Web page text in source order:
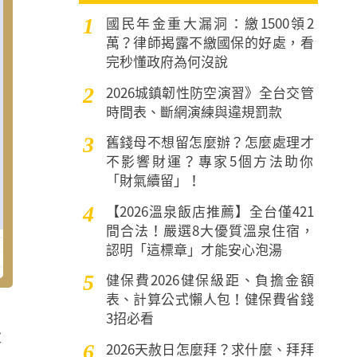
1
國民年金重大漏洞：繳1500領2
萬？律師揭露不繳國保的好處，看
完秒懂政府為何沒說
2
2026城鎮韌性防空演習》全台交管
時間表、斷網演練與違規罰款
3
舊錢母不想留怎麼辦？怎麼處理才
不影響財運？專家5個方法助你
「財氣續留」！
4
【2026溫泉飯店推薦】全台僅421
間合法！嚴選8大優質溫泉住宿，
認明「這標章」才能安心泡湯
5
健保費2026健保級距、負擔金額
表、計算公式懶人包！健保費省錢
3招必看
6 2026天赦日怎麼拜？求什麼、拜拜